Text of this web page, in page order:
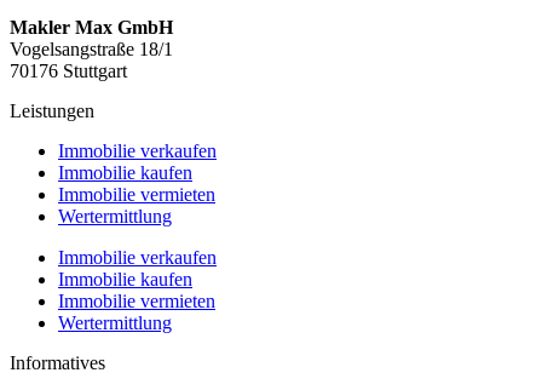
Makler Max GmbH
Vogelsangstraße 18/1
70176 Stuttgart
Leistungen
Immobilie verkaufen
Immobilie kaufen
Immobilie vermieten
Wertermittlung
Immobilie verkaufen
Immobilie kaufen
Immobilie vermieten
Wertermittlung
Informatives